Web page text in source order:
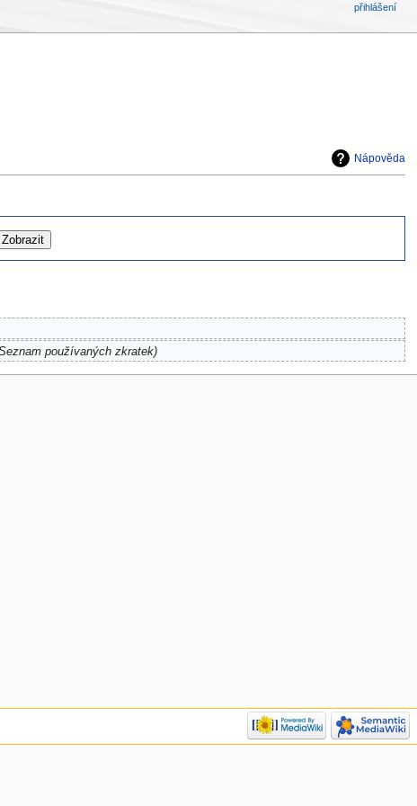
Nápověda
používaných zkratek
přihlášení